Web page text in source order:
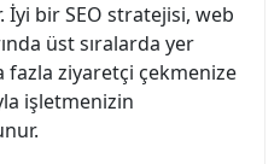
İyi bir SEO stratejisi, web
üst sıralarda yer
fazla ziyaretçi çekmenize
işletmenizin